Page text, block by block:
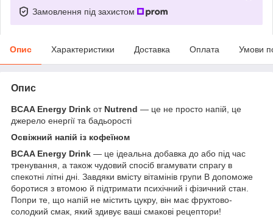
Замовлення під захистом
Опис Характеристики Доставка Оплата Умови
Опис
BCAA Energy Drink от Nutrend — це не просто напій, це
джерело енергії та бадьорості
Освіжний напій із кофеїном
BCAA Energy Drink — це ідеальна добавка до або під час
тренування, а також чудовий спосіб вгамувати спрагу в
спекотні літні дні. Завдяки вмісту вітамінів групи B допоможе
боротися з втомою й підтримати психічний і фізичний стан.
Попри те, що напій не містить цукру, він має фруктово-
солодкий смак, який здивує ваші смакові рецептори!